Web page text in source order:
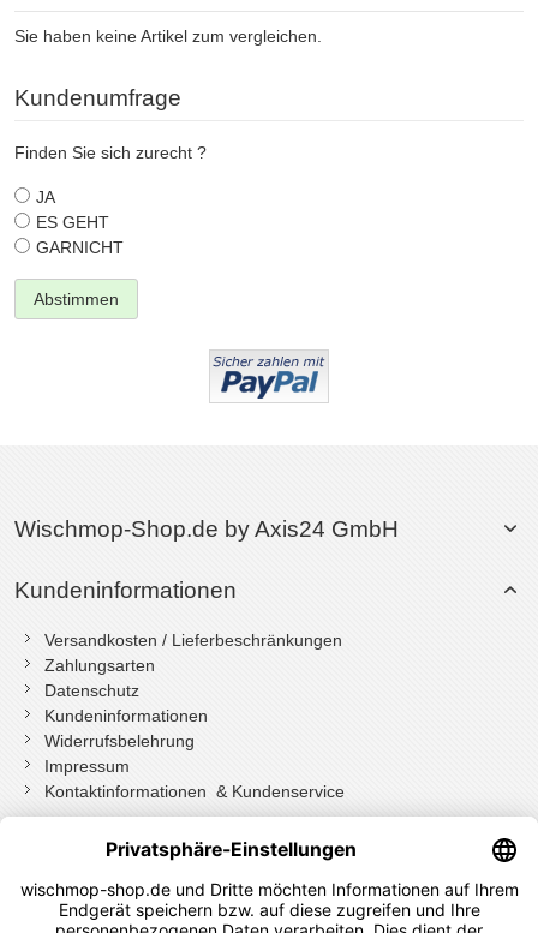
Sie haben keine Artikel zum vergleichen.
Kundenumfrage
Finden Sie sich zurecht ?
JA
ES GEHT
GARNICHT
Abstimmen
Wischmop-Shop.de by Axis24 GmbH
Kundeninformationen
Versandkosten / Lieferbeschränkungen
Zahlungsarten
Datenschutz
Kundeninformationen
Widerrufsbelehrung
Impressum
Kontaktinformationen & Kundenservice
Wenn Sie mit Kundenkonto bestellt haben, können Sie sich
einloggen